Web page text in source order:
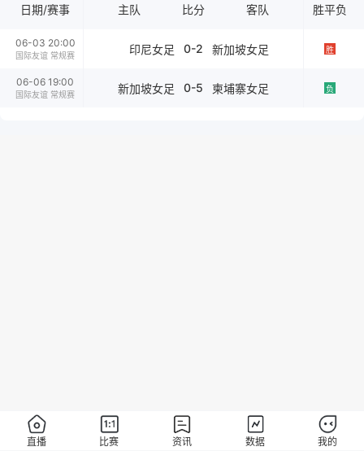
日期/赛事 主队 比分 客队 胜平负
06-03 20:00
国际友谊 常规赛 印尼女足 0-2 新加坡女足 胜
06-06 19:00
国际友谊 常规赛 新加坡女足 0-5 柬埔寨女足 负
直播 比赛 资讯 数据 我的